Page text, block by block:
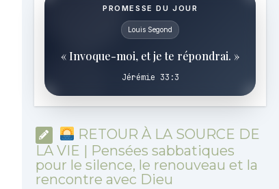
PROMESSE DU JOUR
Louis Segond
« Invoque-moi, et je te répondrai. »
Jérémie 33:3
RETOUR À LA SOURCE DE
LA VIE | Pensées sabbatiques
pour le silence, le renouveau et la
rencontre avec Dieu